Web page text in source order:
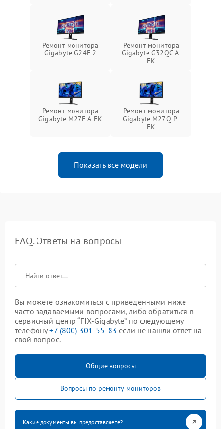
Ремонт монитора
Gigabyte G24F 2
Ремонт монитора
Gigabyte G32QC A-
EK
Ремонт монитора
Gigabyte M27F A-EK
Ремонт монитора
Gigabyte M27Q P-
EK
Показать все модели
FAQ. Ответы на вопросы
Вы можете ознакомиться с приведенными ниже
часто задаваемыми вопросами, либо обратиться в
сервисный центр “FIX-Gigabyte” по следующему
телефону+7 (800) 301-55-83 если не нашли ответ на
свой вопрос.
Общие вопросы
Вопросы по ремонту мониторов
Какие документы вы предоставляете?